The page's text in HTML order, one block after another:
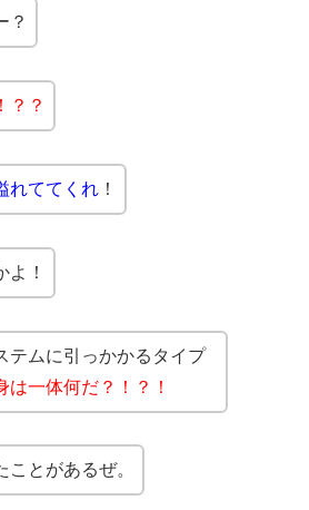
？
？？
れててくれ ！
よ！
テムに引っかかるタイプ
は一体何だ？！？！
とがあるぜ。